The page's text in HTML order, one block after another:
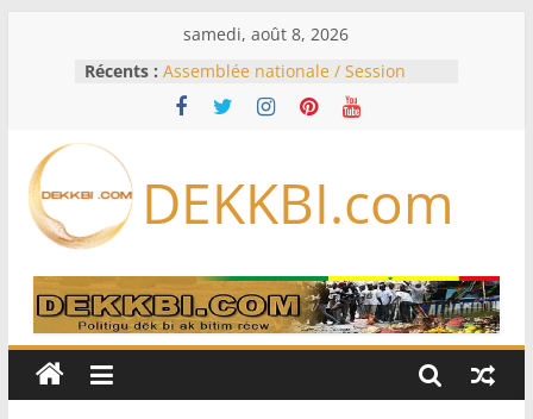
samedi, août 8, 2026
Récents : Assemblée nationale / Session
extraordinaire: Six commissions
d’enquête à l’ordre du jour ce lundi
Bénin: Patrice Talon élu président
du Sénat, moins de trois mois
Pakistan et la Turquie signent un
accord de défense
RD Congo: Kinshasa interdit les
exportations de cuivre et de cobalt
production
DEKKBI.com